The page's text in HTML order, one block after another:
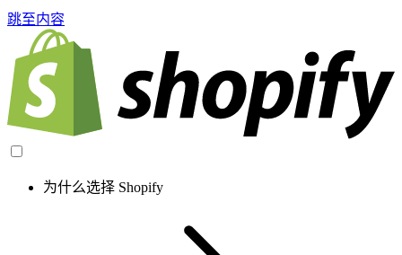
跳至内容
为什么选择 Shopify